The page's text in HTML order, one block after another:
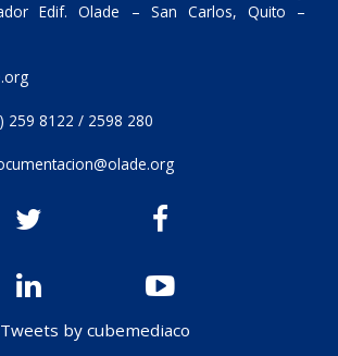
Edif. Olade – San Carlos, Quito –
259 8122 / 2598 280
Tweets by cubemediaco